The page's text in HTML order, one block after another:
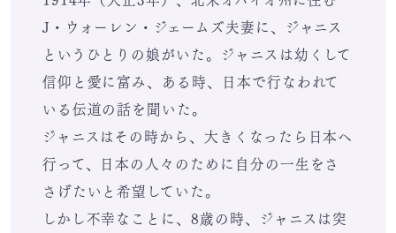
J・ウォーレン・ジェームズ夫妻に、ジャニス
というひとりの娘がいた。ジャニスは幼くして
信仰と愛に富み、ある時、日本で行なわれて
いる伝道の話を聞いた。
ジャニスはその時から、大きくなったら日本へ
行って、日本の人々のために自分の一生をさ
さげたいと希望していた。
しかし不幸なことに、8歳の時、ジャニスは突